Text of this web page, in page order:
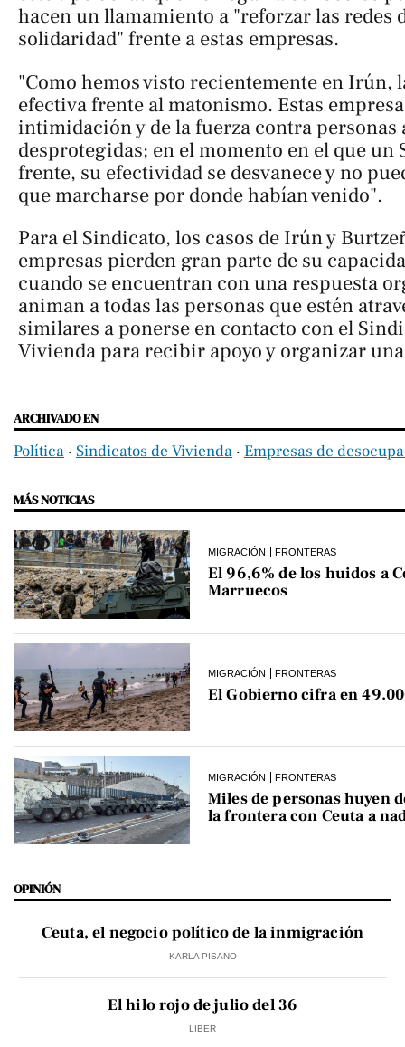
hacen un llamamiento a "reforzar las redes
solidaridad" frente a estas empresas.
"Como hemos visto recientemente en Irún,
efectiva frente al matonismo. Estas
intimidación y de la fuerza contra personas
desprotegidas; en el momento en el que un
frente, su efectividad se desvanece y no
que marcharse por donde habían venido".
Para el Sindicato, los casos de Irún y
empresas pierden gran parte de su
cuando se encuentran con una respuesta
animan a todas las personas que estén
similares a ponerse en contacto con el
Vivienda para recibir apoyo y organizar
ARCHIVADO EN
Política ‧ Sindicatos de Vivienda ‧ Empresas de
MÁS NOTICIAS
MIGRACIÓN FRONTERAS
El 96,6% de los huidos a
Marruecos
MIGRACIÓN FRONTERAS
El Gobierno cifra en
MIGRACIÓN FRONTERAS
Miles de personas huyen
la frontera con Ceuta a
OPINIÓN
Ceuta, el negocio político de la inmigración
KARLA PISANO
El hilo rojo de julio del 36
LIBER